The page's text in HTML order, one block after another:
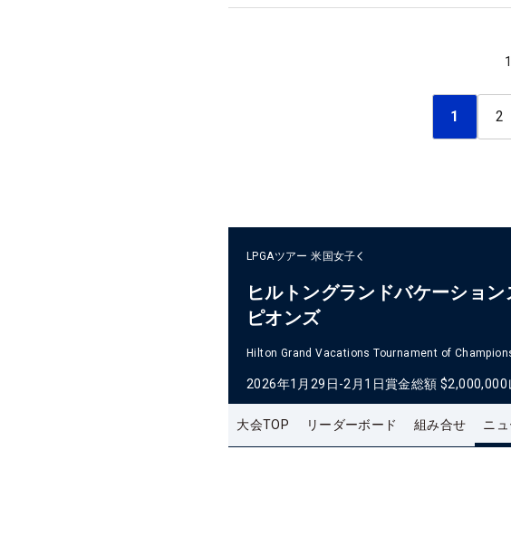
1
1 2
LPGAツアー 米国女子
ヒルトングランドバケーショ
ピオンズ
Hilton Grand Vacations Tournament of
2026年1月29日-2月1日賞金総額 $2,000,000
大会TOP リーダーボード 組み合せ ニュ